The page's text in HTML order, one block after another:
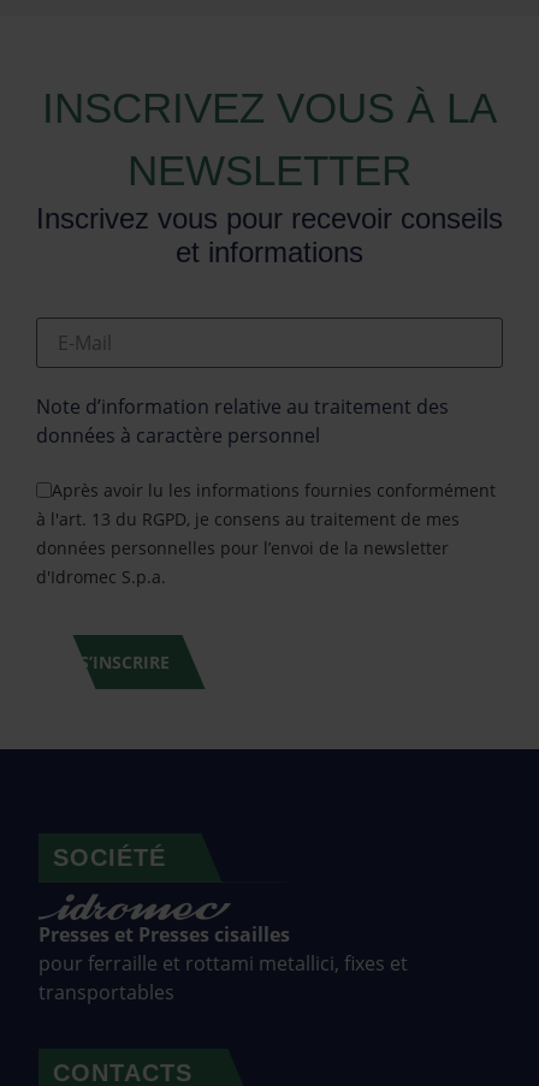
INSCRIVEZ VOUS À LA
NEWSLETTER
Inscrivez vous pour recevoir conseils
et informations
E-Mail
Note d’information relative au traitement des
données à caractère personnel
Après avoir lu les informations fournies conformément
à l'art. 13 du RGPD, je consens au traitement de mes
données personnelles pour l’envoi de la newsletter
d'Idromec S.p.a.
S’INSCRIRE
SOCIÉTÉ
Presses et Presses cisailles
pour ferraille et rottami metallici, fixes et
transportables
CONTACTS